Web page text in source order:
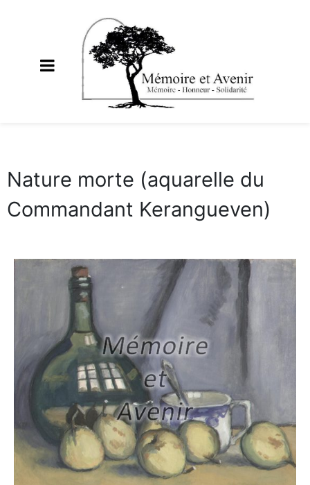
Nature morte (aquarelle du
Commandant Kerangueven)